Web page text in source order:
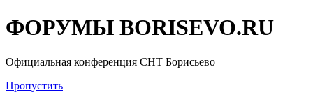
ФОРУМЫ BORISEVO.RU
Официальная конференция СНТ Борисьево
Пропустить